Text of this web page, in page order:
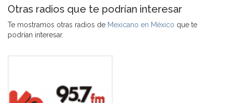
Otras radios que te podrían interesar
Te mostramos otras radios de Mexicano en México que te
podrían interesar.